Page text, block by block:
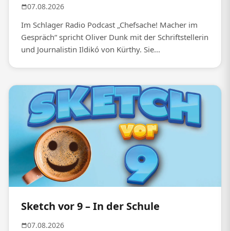
07.08.2026
Im Schlager Radio Podcast „Chefsache! Macher im
Gespräch“ spricht Oliver Dunk mit der Schriftstellerin
und Journalistin Ildikó von Kürthy. Sie...
Sketch vor 9 – In der Schule
07.08.2026